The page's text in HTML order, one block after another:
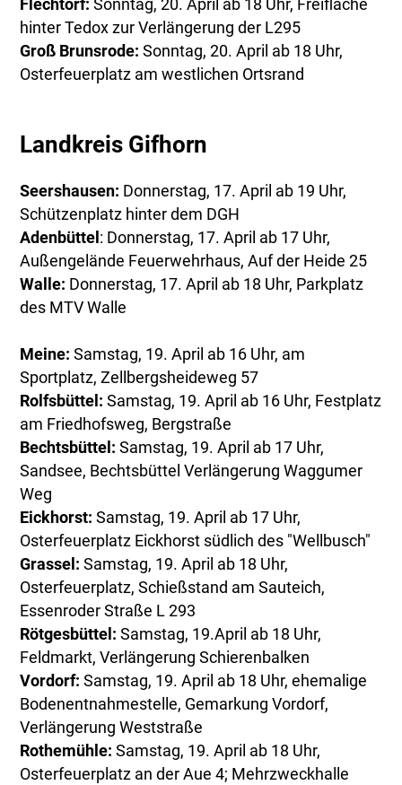
Flechtorf: Sonntag, 20. April ab 18 Uhr, Freifläche
hinter Tedox zur Verlängerung der L295
Groß Brunsrode: Sonntag, 20. April ab 18 Uhr,
Osterfeuerplatz am westlichen Ortsrand
Landkreis Gifhorn
Seershausen: Donnerstag, 17. April ab 19 Uhr,
Schützenplatz hinter dem DGH
Adenbüttel : Donnerstag, 17. April ab 17 Uhr,
Außengelände Feuerwehrhaus, Auf der Heide 25
Walle: Donnerstag, 17. April ab 18 Uhr, Parkplatz
des MTV Walle
Meine: Samstag, 19. April ab 16 Uhr, am
Sportplatz, Zellbergsheideweg 57
Rolfsbüttel:Samstag, 19. April ab 16 Uhr, Festplatz
am Friedhofsweg, Bergstraße
Bechtsbüttel: Samstag, 19. April ab 17 Uhr,
Sandsee, Bechtsbüttel Verlängerung Waggumer
Weg
Eickhorst: Samstag, 19. April ab 17 Uhr,
Osterfeuerplatz Eickhorst südlich des "Wellbusch"
Grassel: Samstag, 19. April ab 18 Uhr,
Osterfeuerplatz, Schießstand am Sauteich,
Essenroder Straße L 293
Rötgesbüttel: Samstag, 19.April ab 18 Uhr,
Feldmarkt, Verlängerung Schierenbalken
Vordorf:Samstag, 19. April ab 18 Uhr, ehemalige
Bodenentnahmestelle, Gemarkung Vordorf,
Verlängerung Weststraße
Rothemühle: Samstag, 19. April ab 18 Uhr,
Osterfeuerplatz an der Aue 4; Mehrzweckhalle